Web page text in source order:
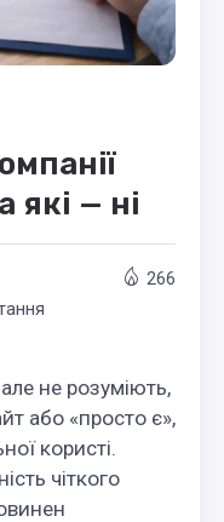
які — ні
266
не розуміють,
або «просто є»,
користі.
чіткого